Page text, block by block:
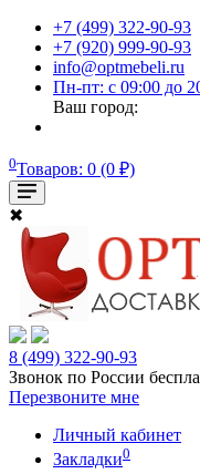
+7 (499) 322-90-93
+7 (920) 999-90-93
info@optmebeli.ru
Пн-пт: с 09:00 до
Ваш город:
0Товаров: 0 (0 ₽)
✖
8 (499) 322-90-93
Звонок по России
Перезвоните мне
Личный кабинет
Закладки0